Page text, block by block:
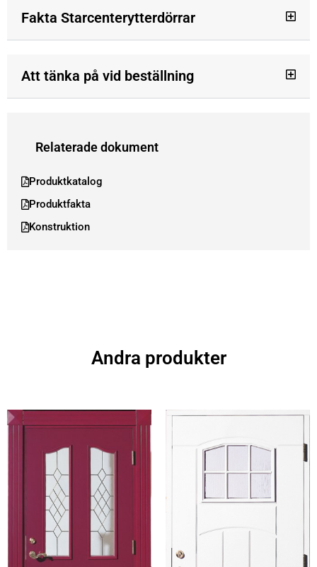
Fakta Starcenterytterdörrar
Att tänka på vid beställning
Relaterade dokument
Produktkatalog
Produktfakta
Konstruktion
Andra produkter